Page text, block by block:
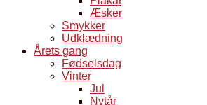
Æsker
Smykker
Udklædning
Årets gang
Fødselsdag
Vinter
Jul
Nytår